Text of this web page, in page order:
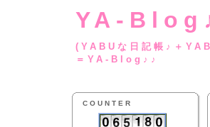
YA-
(YABUな日
＝YA-Blog♪♪
COUNTER